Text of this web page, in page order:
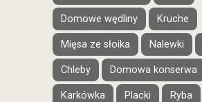
Domowe wędliny Kruche
Mięsa ze słoika Nalewki
Chleby Domowa konserwa
Karkówka Placki Ryba